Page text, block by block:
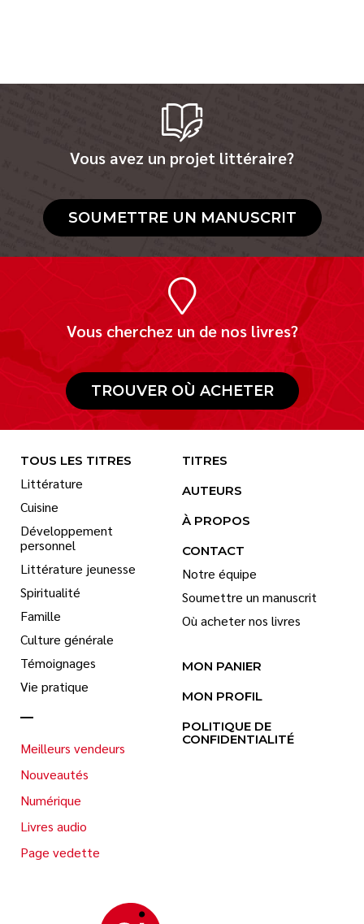
Vous avez un projet littéraire?
SOUMETTRE UN MANUSCRIT
Vous cherchez un de nos livres?
TROUVER OÙ ACHETER
TOUS LES TITRES
Littérature
Cuisine
Développement
personnel
Littérature jeunesse
Spiritualité
Famille
Culture générale
Témoignages
Vie pratique
Meilleurs vendeurs
Nouveautés
Numérique
Livres audio
Page vedette
TITRES
AUTEURS
À PROPOS
CONTACT
Notre équipe
Soumettre un manuscrit
Où acheter nos livres
MON PANIER
MON PROFIL
POLITIQUE DE
CONFIDENTIALITÉ